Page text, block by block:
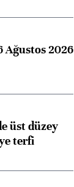
Ağustos 2026
üst düzey
terfi